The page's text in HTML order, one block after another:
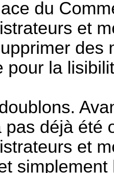
du
et
des
pour la
pas déjà été
et